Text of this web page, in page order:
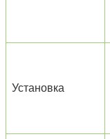
Установка